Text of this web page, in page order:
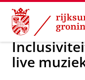
Skip
Content
Skip
Navigation
Maatschappij/
live